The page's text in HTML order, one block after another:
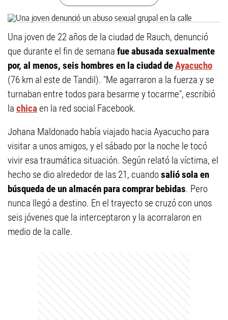
Una joven de 22 años de la ciudad de Rauch, denunció
que durante el fin de semana fue abusada sexualmente
por, al menos, seis hombres en la ciudad deAyacucho
(76 km al este de Tandil). "Me agarraron a la fuerza y se
turnaban entre todos para besarme y tocarme", escribió
la chicaen la red social Facebook.
Johana Maldonado había viajado hacia Ayacucho para
visitar a unos amigos, y el sábado por la noche le tocó
vivir esa traumática situación. Según relató la víctima, el
hecho se dio alrededor de las 21, cuandosalió sola en
búsqueda de un almacén para comprar bebidas. Pero
nunca llegó a destino. En el trayecto se cruzó con unos
seis jóvenes que la interceptaron y la acorralaron en
medio de la calle.